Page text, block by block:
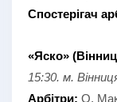
Спостерігач
«Яско»
15:30. м.
Арбітри: О.